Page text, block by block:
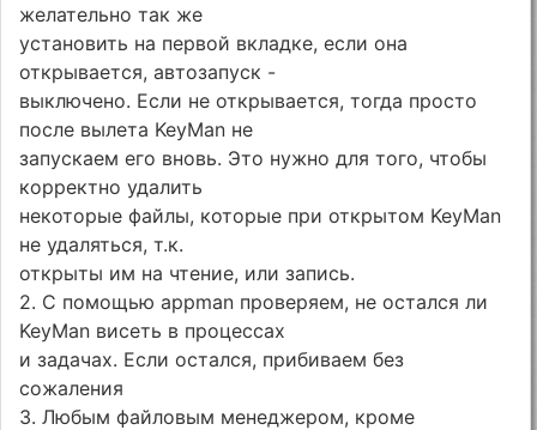
желательно так же
установить на первой вкладке, если она
открывается, автозапуск -
выключено. Если не открывается, тогда просто
после вылета KeyMan не
запускаем его вновь. Это нужно для того, чтобы
корректно удалить
некоторые файлы, которые при открытом KeyMan
не удаляться, т.к.
открыты им на чтение, или запись.
2. С помощью appman проверяем, не остался ли
KeyMan висеть в процессах
и задачах. Если остался, прибиваем без
сожаления
3. Любым файловым менеджером, кроме